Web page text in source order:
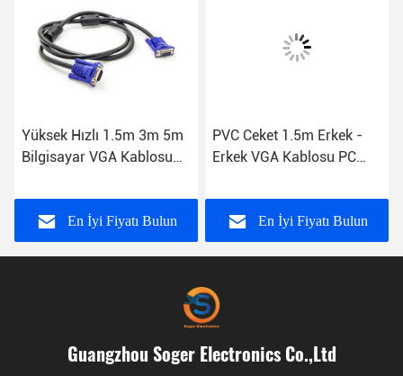
Yüksek Hızlı 1.5m 3m 5m
Bilgisayar VGA Kablosu
En İyi Fiyatı Bulun
PVC Ceket 1.5m Erkek -
Erkek VGA Kablosu PC
En İyi Fiyatı Bulun
Guangzhou Soger Electronics Co.,Ltd